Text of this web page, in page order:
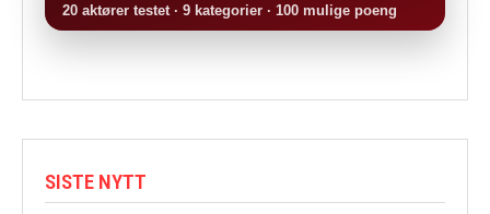
20 aktører testet · 9 kategorier · 100 mulige poeng
SISTE NYTT